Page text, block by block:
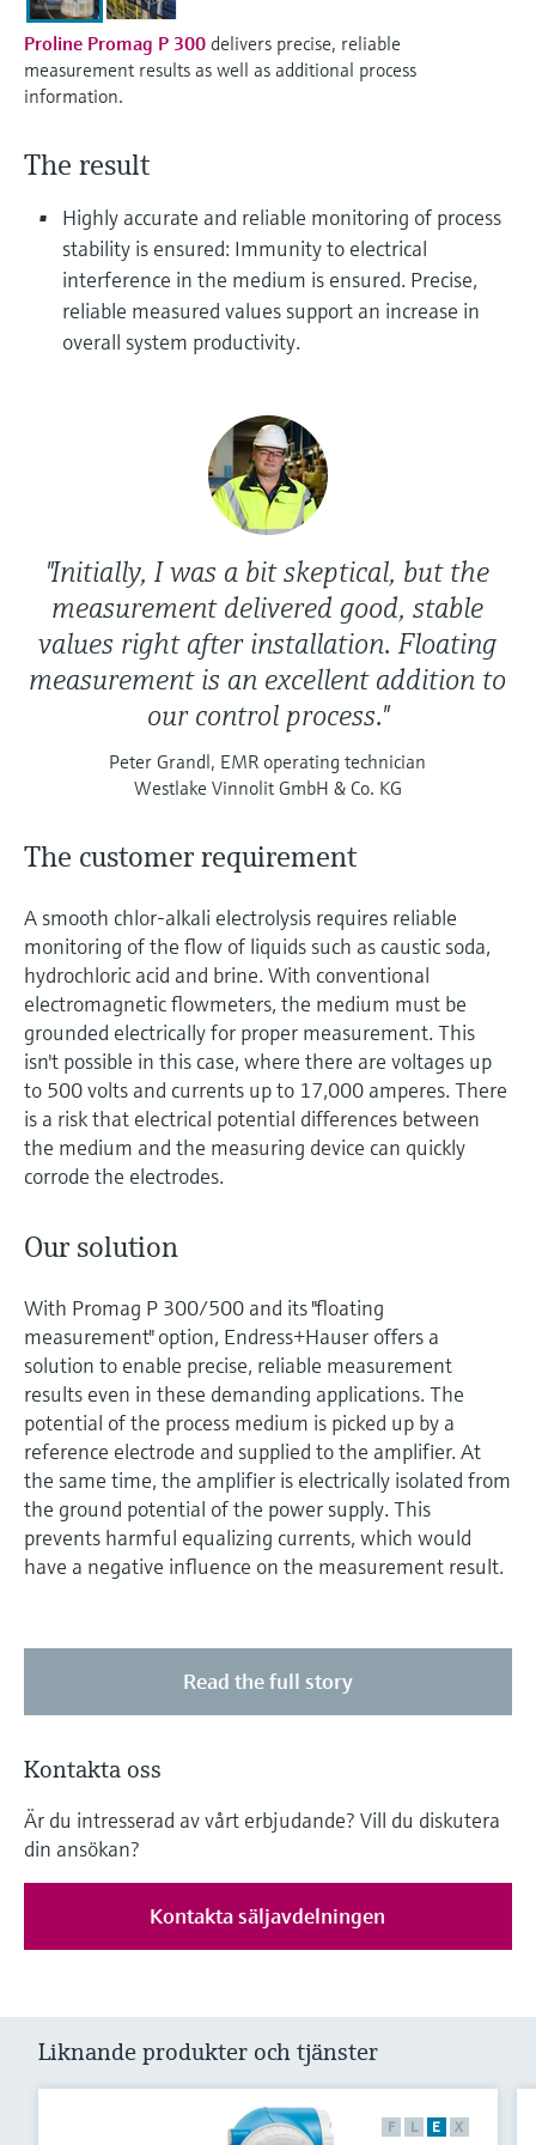
Device Viewer
Hitta produktspecifik information och
dokumentation
Hitta reservdelar efter produktrot, orderkod
eller serienummer
Handla allt
Microwave transmission
measurement
Memosens technology
Handla allt
Proline Promag P 300 delivers precise, reliable
measurement results as well as additional process
information.
The result
Highly accurate and reliable monitoring of process
stability is ensured: Immunity to electrical
interference in the medium is ensured. Precise,
reliable measured values support an increase in
overall system productivity.
"Initially, I was a bit skeptical, but the
measurement delivered good, stable
values right after installation. Floating
measurement is an excellent addition to
our control process."
Peter Grandl, EMR operating technician
Westlake Vinnolit GmbH & Co. KG
The customer requirement
A smooth chlor-alkali electrolysis requires reliable
monitoring of the flow of liquids such as caustic soda,
hydrochloric acid and brine. With conventional
electromagnetic flowmeters, the medium must be
grounded electrically for proper measurement. This
isn't possible in this case, where there are voltages up
to 500 volts and currents up to 17,000 amperes. There
is a risk that electrical potential differences between
the medium and the measuring device can quickly
corrode the electrodes.
Our solution
With Promag P 300/500 and its "floating
measurement" option, Endress+Hauser offers a
solution to enable precise, reliable measurement
results even in these demanding applications. The
potential of the process medium is picked up by a
reference electrode and supplied to the amplifier. At
the same time, the amplifier is electrically isolated from
the ground potential of the power supply. This
prevents harmful equalizing currents, which would
have a negative influence on the measurement result.
Read the full story
Kontakta oss
Är du intresserad av vårt erbjudande? Vill du diskutera
din ansökan?
Kontakta säljavdelningen
Liknande produkter och tjänster
F L E X